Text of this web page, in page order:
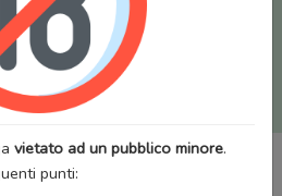
mangaworldadult.net
); invece, per i
utilizzare
MangaWorld
con il tuo account di MangaWorld
tra i due siti,
inclusi bookmarks e premium
vietato ad un pubblico minore.
punti: